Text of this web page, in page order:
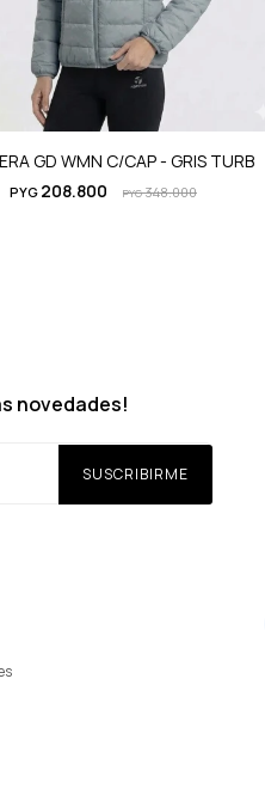
GD WMN C/CAP - GRIS TURB
PYG 208.800 PYG348.000
novedades!
SUSCRIBIRME